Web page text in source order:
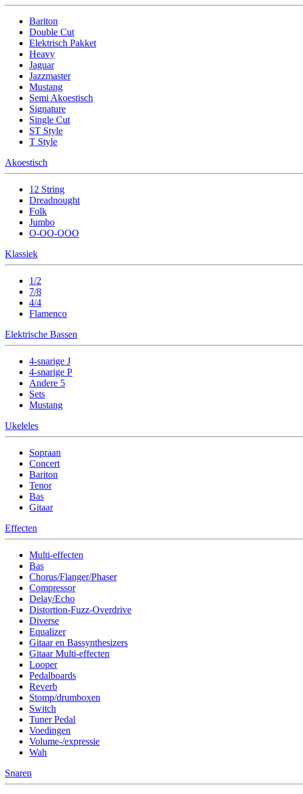
Bariton
Double Cut
Elektrisch Pakket
Heavy
Jaguar
Jazzmaster
Mustang
Semi Akoestisch
Signature
Single Cut
ST Style
T Style
Akoestisch
12 String
Dreadnought
Folk
Jumbo
O-OO-OOO
Klassiek
1/2
7/8
4/4
Flamenco
Elektrische Bassen
4-snarige J
4-snarige P
Andere 5
Sets
Mustang
Ukeleles
Sopraan
Concert
Bariton
Tenor
Bas
Gitaar
Effecten
Multi-effecten
Bas
Chorus/Flanger/Phaser
Compressor
Delay/Echo
Distortion-Fuzz-Overdrive
Diverse
Equalizer
Gitaar en Bassynthesizers
Gitaar Multi-effecten
Looper
Pedalboards
Reverb
Stomp/drumboxen
Switch
Tuner Pedal
Voedingen
Volume-/expressie
Wah
Snaren